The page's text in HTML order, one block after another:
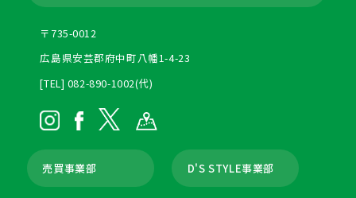
〒735-0012
広島県安芸郡府中町八幡1-4-23
[TEL] 082-890-1002(代)
売買事業部 D'S STYLE事業部